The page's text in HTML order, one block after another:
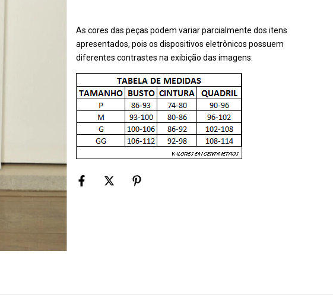
As cores das peças podem variar parcialmente dos itens
apresentados, pois os dispositivos eletrônicos possuem
diferentes contrastes na exibição das imagens.